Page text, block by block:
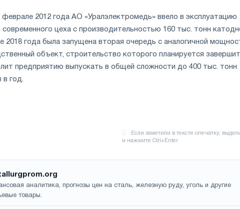
2012 года АО «Уралэлектромедь» ввело в эксплуатацию
цеха с производительностью 160 тыс. тонн
2018 года была запущена вторая очередь с аналогичной
объект, строительство которого планируется
предприятию выпускать в общей сложности до 400 тыс. тонн
в год.
аналитика, прогнозы цен на сталь, железную руду, уголь и другие
товары.